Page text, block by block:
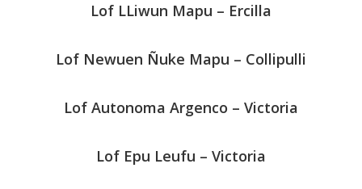
Lof LLiwun Mapu – Ercilla
Lof Newuen Ñuke Mapu – Collipulli
Lof Autonoma Argenco – Victoria
Lof Epu Leufu – Victoria